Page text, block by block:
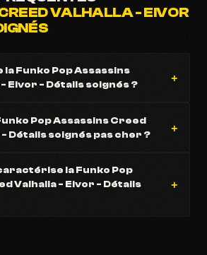
VALHALLA - EIVOR
Funko Pop Assassins
Eivor - Détails soignés ?
Pop Assassins Creed
Détails soignés pas cher ?
la Funko Pop
Valhalla - Eivor - Détails